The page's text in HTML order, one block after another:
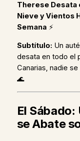
Therese Desata
Nieve y Vientos
Semana ⚡️
Subtítulo: Un
desata en todo el
Canarias, nadie
🌊
El
se Abate